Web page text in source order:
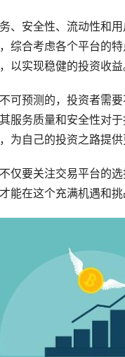
、安全性、流动性和
综合考虑各个平台的
以实现稳健的投资收益
可预测的，投资者需
服务质量和安全性对
为自己的投资之路提供
仅要关注交易平台的
能在这个充满机遇和